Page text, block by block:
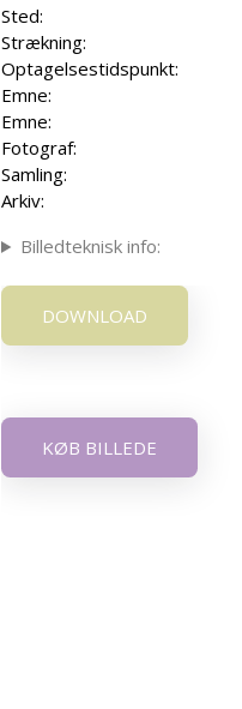
Sted:
Strækning:
Optagelsestidspunkt:
Emne:
Emne:
Fotograf:
Samling:
Arkiv:
Billedteknisk info:
DOWNLOAD
KØB BILLEDE